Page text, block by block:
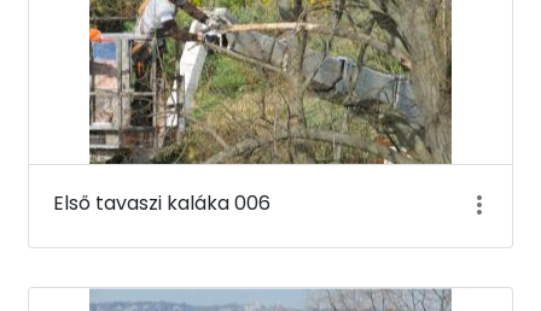
Első tavaszi kaláka 006